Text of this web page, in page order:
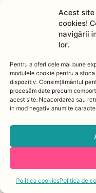
Acest
cookies!
navigării
lor.
Pentru a oferi cele mai bune
modulele cookie pentru a
dispozitiv. Consimțământul
procesăm date precum
acest site. Neacordarea sau
în mod negativ anumite
Politica cookiesPolitica de
sau anula, fără
sesiune individuală
continuare „Servicii
în limita stocului sau a
informațiile prezentate
înțelege și acceptă că
răspundere pentru
cauzate de modificarea
Bonus.
j) Să nu fie
participanți în afara
8.3. Obligațiile
a) Să utilizeze site-ul